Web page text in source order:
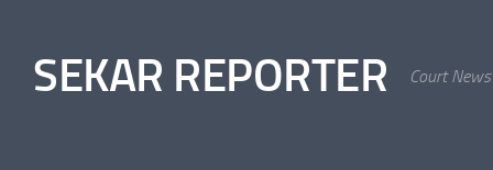
SEKAR REPORTER Court